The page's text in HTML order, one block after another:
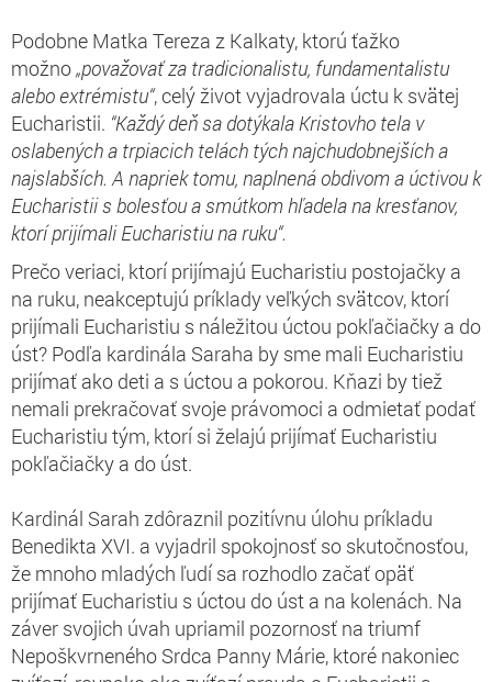
Podobne Matka Tereza z Kalkaty, ktorú ťažko
možno„považovať za tradicionalistu, fundamentalistu
alebo extrémistu“, celý život vyjadrovala úctu k svätej
Eucharistii. “Každý deň sa dotýkala Kristovho tela v
oslabených a trpiacich telách tých najchudobnejších a
najslabších. A napriek tomu, naplnená obdivom a úctivou k
Eucharistii s bolesťou a smútkom hľadela na kresťanov,
ktorí prijímali Eucharistiu na ruku“.
Prečo veriaci, ktorí prijímajú Eucharistiu postojačky a
na ruku, neakceptujú príklady veľkých svätcov, ktorí
prijímali Eucharistiu s náležitou úctou pokľačiačky a do
úst? Podľa kardinála Saraha by sme mali Eucharistiu
prijímať ako deti a s úctou a pokorou. Kňazi by tiež
nemali prekračovať svoje právomoci a odmietať podať
Eucharistiu tým, ktorí si želajú prijímať Eucharistiu
pokľačiačky a do úst.
Kardinál Sarah zdôraznil pozitívnu úlohu príkladu
Benedikta XVI. a vyjadril spokojnosť so skutočnosťou,
že mnoho mladých ľudí sa rozhodlo začať opäť
prijímať Eucharistiu s úctou do úst a na kolenách. Na
záver svojich úvah upriamil pozornosť na triumf
Nepoškvrneného Srdca Panny Márie, ktoré nakoniec